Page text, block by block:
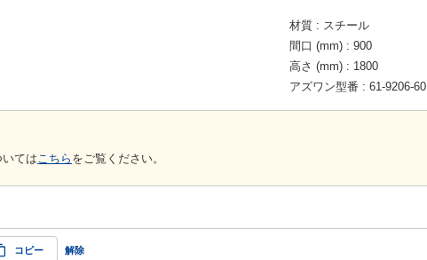
材質
スチール
間口 (mm)
900
高さ (mm)
1800
アズワン型番 61-9206-60
てはこちら をご覧ください。
コピー 解除